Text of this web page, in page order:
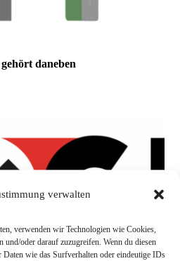
verwalten
verwenden wir Technologien wie Cookies,
und/oder darauf zuzugreifen. Wenn du diesen
wie das Surfverhalten oder eindeutige IDs
daneben